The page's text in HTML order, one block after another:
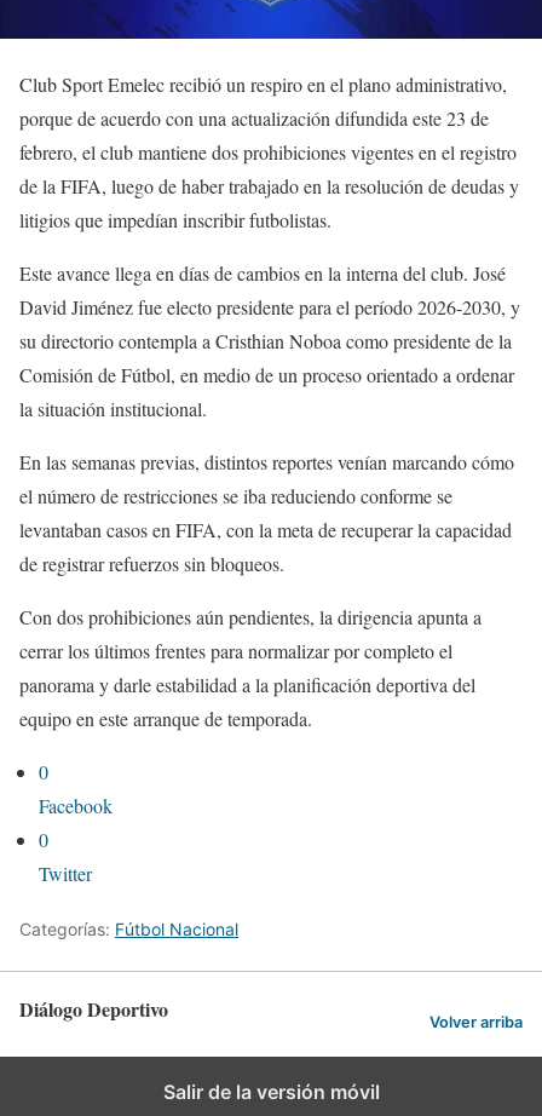
Club Sport Emelec recibió un respiro en el plano administrativo,
porque de acuerdo con una actualización difundida este 23 de
febrero, el club mantiene dos prohibiciones vigentes en el registro
de la FIFA, luego de haber trabajado en la resolución de deudas y
litigios que impedían inscribir futbolistas.
Este avance llega en días de cambios en la interna del club. José
David Jiménez fue electo presidente para el período 2026-2030, y
su directorio contempla a Cristhian Noboa como presidente de la
Comisión de Fútbol, en medio de un proceso orientado a ordenar
la situación institucional.
En las semanas previas, distintos reportes venían marcando cómo
el número de restricciones se iba reduciendo conforme se
levantaban casos en FIFA, con la meta de recuperar la capacidad
de registrar refuerzos sin bloqueos.
Con dos prohibiciones aún pendientes, la dirigencia apunta a
cerrar los últimos frentes para normalizar por completo el
panorama y darle estabilidad a la planificación deportiva del
equipo en este arranque de temporada.
0
Facebook
0
Twitter
Categorías: Fútbol Nacional
Diálogo Deportivo Volver arriba
Salir de la versión móvil